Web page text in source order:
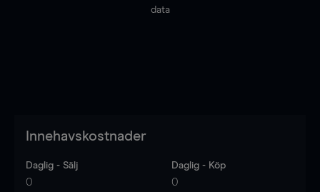
data
Innehavskostnader
Daglig - Sälj
0
Daglig - Köp
0